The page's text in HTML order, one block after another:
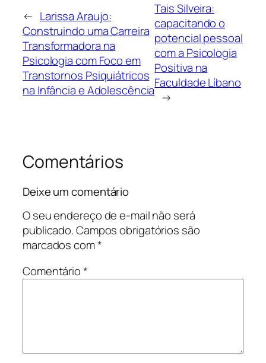
← Larissa Araujo:
Construindo uma Carreira
Transformadora na
Psicologia com Foco em
Transtornos Psiquiátricos
na Infância e Adolescência
Tais Silveira:
capacitando o
potencial pessoal
com a Psicologia
Positiva na
Faculdade Líbano
→
Comentários
Deixe um comentário
O seu endereço de e-mail não será
publicado.Campos obrigatórios são
marcados com*
Comentário*